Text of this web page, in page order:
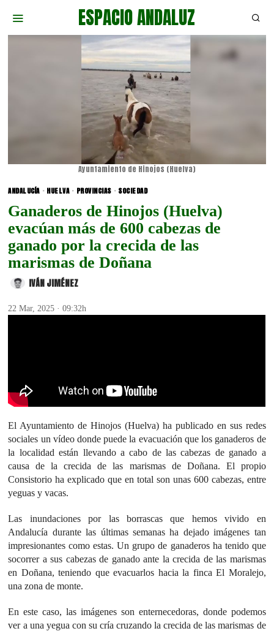
ESPACIO ANDALUZ
Ayuntamiento de Hinojos (Huelva)
ANDALUCÍA · HUELVA · PROVINCIAS · SOCIEDAD
Ganaderos de Hinojos (Huelva)
evacúan más de 600 cabezas de
ganado por la crecida de las
marismas de Doñana
IVÁN JIMÉNEZ
22 Mar, 2025 · 09:32h
El Ayuntamiento de Hinojos (Huelva) ha publicado en sus redes
sociales un vídeo donde puede la evacuación que los ganaderos de
la localidad están llevando a cabo de las cabezas de ganado a
causa de la crecida de las marismas de Doñana. El propio
Consistorio ha explicado que en total son unas 600 cabezas, entre
yeguas y vacas.
Las inundaciones por las borrascas que hemos vivido en
Andalucía durante las últimas semanas ha dejado imágenes tan
impresionantes como estas. Un grupo de ganaderos ha tenido que
socorrer a sus cabezas de ganado ante la crecida de las marismas
en Doñana, teniendo que evacuarlos hacia la finca El Moralejo,
una zona de monte.
En este caso, las imágenes son enternecedoras, donde podemos
ver a una yegua con su cría cruzando la crecida de las marismas de